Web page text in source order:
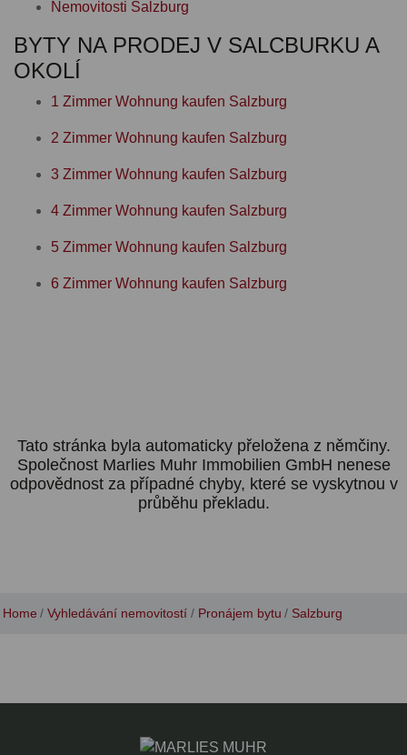
Nemovitosti Salzburg
BYTY NA PRODEJ V SALCBURKU A
OKOLÍ
1 Zimmer Wohnung kaufen Salzburg
2 Zimmer Wohnung kaufen Salzburg
3 Zimmer Wohnung kaufen Salzburg
4 Zimmer Wohnung kaufen Salzburg
5 Zimmer Wohnung kaufen Salzburg
6 Zimmer Wohnung kaufen Salzburg
Tato stránka byla automaticky přeložena z němčiny.
Společnost Marlies Muhr Immobilien GmbH nenese
odpovědnost za případné chyby, které se vyskytnou v
průběhu překladu.
Home Vyhledávání nemovitostí Pronájem bytu Salzburg